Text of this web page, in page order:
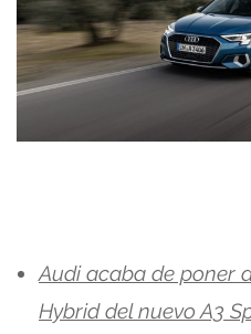
Audi acaba de poner
Hybrid del nuevo A3